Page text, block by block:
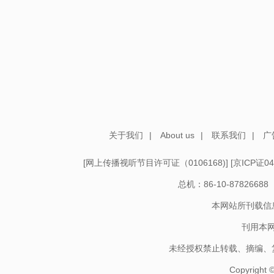
关于我们 | About us | 联系我们 |
[网上传播视听节目许可证（0106168)] [京ICP证
总机：86-10-87826688
本网站所刊载
刊用本
未经授权禁止转载、摘编
Copyright